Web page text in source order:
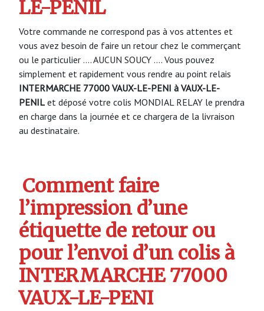
LE-PENIL
Votre commande ne correspond pas à vos attentes et
vous avez besoin de faire un retour chez le commerçant
ou le particulier …. AUCUN SOUCY …. Vous pouvez
simplement et rapidement vous rendre au point relais
INTERMARCHE 77000 VAUX-LE-PENI à VAUX-LE-
PENIL et déposé votre colis MONDIAL RELAY le prendra
en charge dans la journée et ce chargera de la livraison
au destinataire.
Comment faire
l’impression d’une
étiquette de retour ou
pour l’envoi d’un colis à
INTERMARCHE 77000
VAUX-LE-PENI